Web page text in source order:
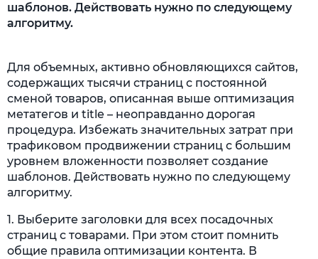
шаблонов. Действовать нужно по следующему
алгоритму.
Для объемных, активно обновляющихся сайтов,
содержащих тысячи страниц с постоянной
сменой товаров, описанная выше оптимизация
метатегов и title – неоправданно дорогая
процедура. Избежать значительных затрат при
трафиковом продвижении страниц с большим
уровнем вложенности позволяет создание
шаблонов. Действовать нужно по следующему
алгоритму.
1. Выберите заголовки для всех посадочных
страниц с товарами. При этом стоит помнить
общие правила оптимизации контента. В